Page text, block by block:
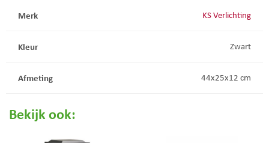
Merk KS Verlichting
Kleur Zwart
Afmeting 44x25x12 cm
Bekijk ook: